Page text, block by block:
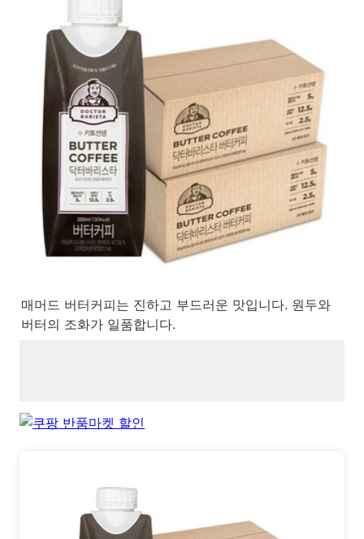
매머드 버터커피는 진하고 부드러운 맛입니다. 원두와
버터의 조화가 일품합니다.